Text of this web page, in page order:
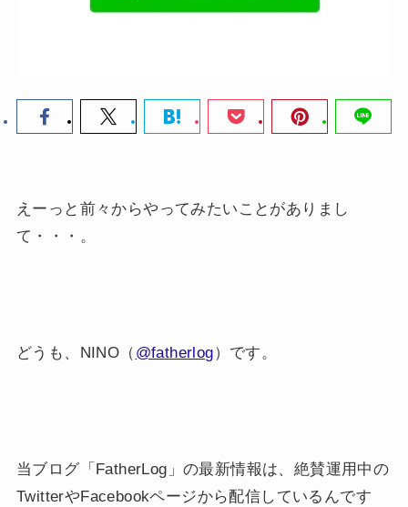
えーっと前々からやってみたいことがありまし
て・・・。
どうも、NINO（ @fatherlog）です。
当ブログ「FatherLog」の最新情報は、絶賛運用中の
TwitterやFacebookページから配信しているんです